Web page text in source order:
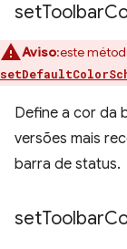
setToolbar
Aviso:este
Define a cor da
versões mais
barra de status.
setToolbar